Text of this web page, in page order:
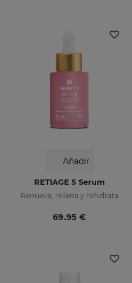
Añadir
RETIAGE 5 Serum
Renueva, rellena y rehidrata
69.95 €